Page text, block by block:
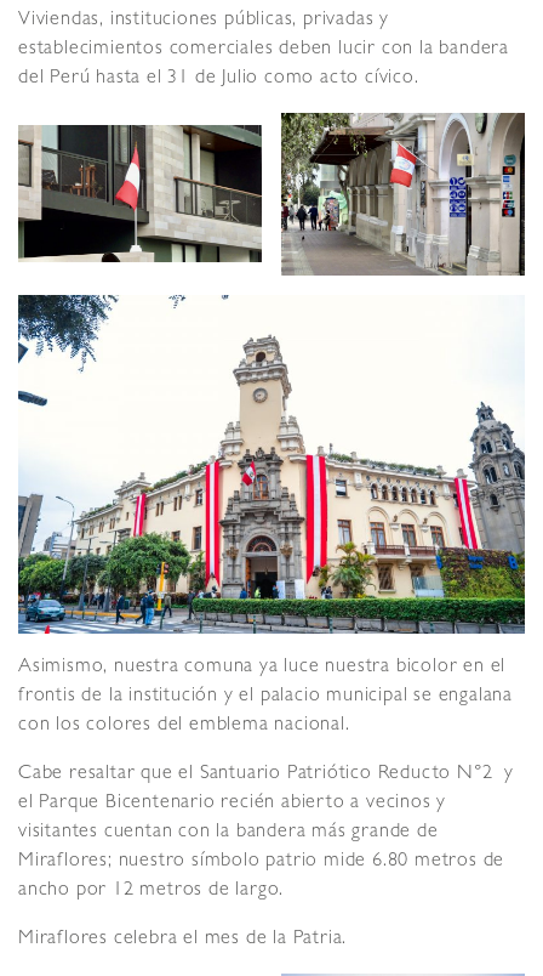
Viviendas, instituciones públicas, privadas y
establecimientos comerciales deben lucir con la bandera
del Perú hasta el 31 de Julio como acto cívico.
Asimismo, nuestra comuna ya luce nuestra bicolor en el
frontis de la institución y el palacio municipal se engalana
con los colores del emblema nacional.
Cabe resaltar que el Santuario Patriótico Reducto N°2 y
el Parque Bicentenario recién abierto a vecinos y
visitantes cuentan con la bandera más grande de
Miraflores; nuestro símbolo patrio mide 6.80 metros de
ancho por 12 metros de largo.
Miraflores celebra el mes de la Patria.